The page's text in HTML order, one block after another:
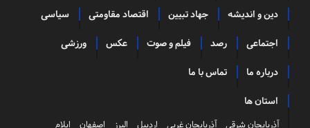
دین و اندیشه جهاد تبیین اقتصاد مقاومتی سیاسی
اجتماعی رصد فیلم و صوت عکس ورزشی
درباره ما تماس با ما
استان ها
آذربایجان شرقی آذربایجان غربی اردبیل البرز اصفهان ایلام